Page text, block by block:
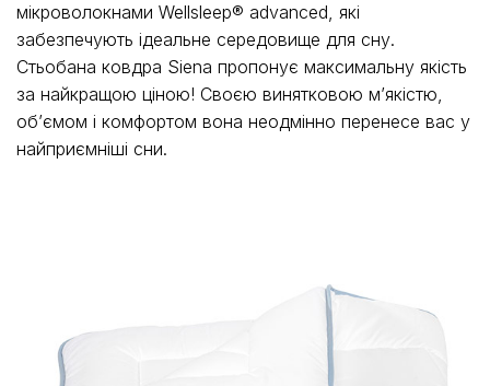
мікроволокнами Wellsleep® advanced, які
забезпечують ідеальне середовище для сну.
Стьобана ковдра Siena пропонує максимальну якість
за найкращою ціною! Своєю винятковою м’якістю,
об’ємом і комфортом вона неодмінно перенесе вас у
найприємніші сни.